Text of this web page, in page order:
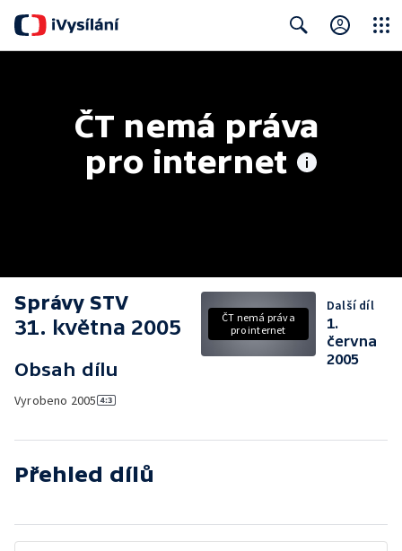
ČT nemá práva
pro internet
Správy STV
31. května 2005
Obsah dílu
Vyrobeno 2005
ČT nemá práva
pro internet
Další díl
1.
června
2005
Přehled dílů